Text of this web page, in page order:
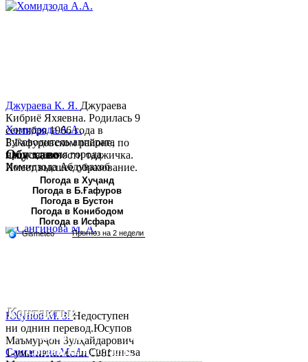
Хомидзода А.А.
Руководитель аппарата
председателя города
Хомидзода Абдувахоб
Абдумаджид родился 8
июня 1978 года в городе
Худжанде. По
национальности...
Сангинова М. А.Сангинова
Джураева К. Я. Джураева
Кибриё Яхяевна. Родилась 9
сентября 1966 года в
Б.Гафуровском районе, по
национальности таджичка.
Имеет высшее образование.
В 1997 ...
Юсупов М. З.Недоступен
ни однин перевод.Юсупов
Маъмурҷон Зулҳайдарович
1-уми июни соли 1981
Обу хаво
Погода в Хуҷанд
Погода в Б.Ғафуров
Погода в Бустон
Погода в Конибодом
Погода в Исфара
Контакты:
Республика Таджикистан,
Согдийскый область,